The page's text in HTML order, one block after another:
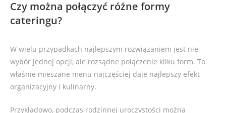
Czy można połączyć różne formy
cateringu?
W wielu przypadkach najlepszym rozwiązaniem jest nie
wybór jednej opcji, ale rozsądne połączenie kilku form. To
właśnie mieszane menu najczęściej daje najlepszy efekt
organizacyjny i kulinarny.
Przykładowo, podczas rodzinnej uroczystości można